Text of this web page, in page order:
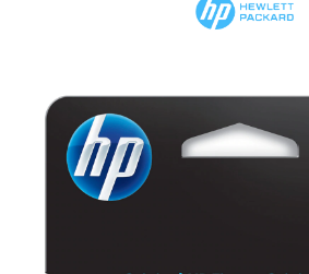
Piese schimb
Consumabile imprimanta